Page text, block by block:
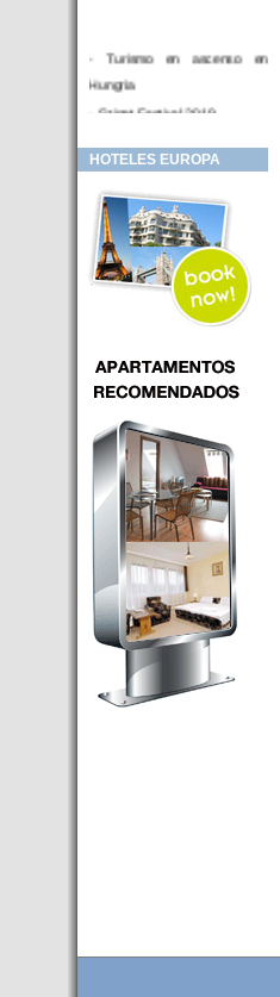
- Turismo en ascenso en
Hungria
- Sziget Festival 2019
Hotel en venta en zona PRIME
- Inversor para hotel
- Hotel en venta Budapest
- Budapest y Cracovia, las
ciudades de moda en 2018
- Inaugurado en BUDAPEST el
puede ser controlado por
Smarthfones de sus clientes
- HOTEL Moments Budapest,
éste sí es un ‘gran hotel
Budapest’.
- Hoteles en BUDAPEST:
Resultados octubre de 2016,
subida del 15% ocupación y
del 25,6% en el RevPar
- Nuevo Hotel en Budapest
bajo la marca Exe Hotusa
- Transfer Aeropuerto de
BUDAPEST
HOTELES EUROPA